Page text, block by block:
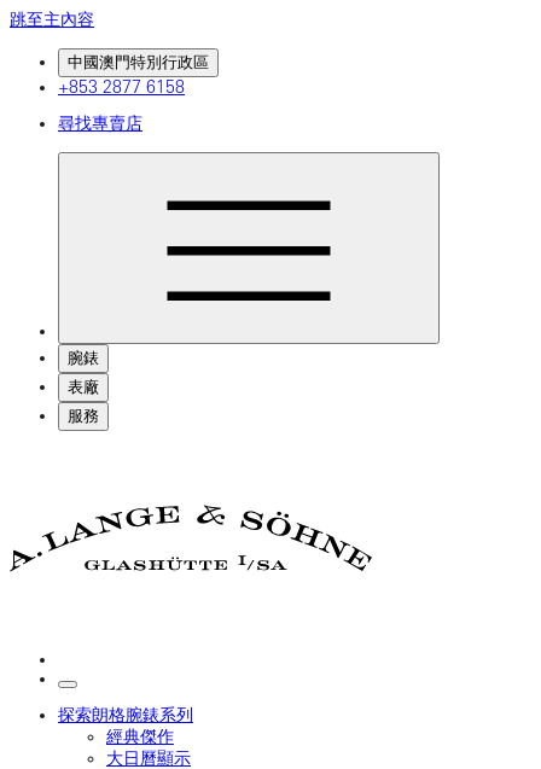
跳至主內容
中國澳門特別行政區
+853 2877 6158
尋找專賣店
腕錶
表廠
服務
探索朗格腕錶系列
經典傑作
大日曆顯示